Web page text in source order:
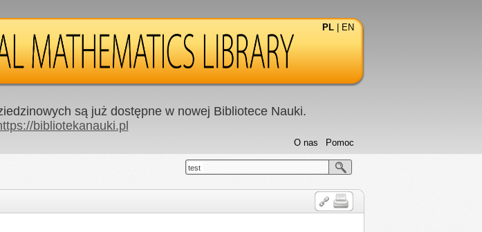
PL EN
są już dostępne w nowej Bibliotece Nauki.
bibliotekanauki.pl
Pomoc
O nas
test